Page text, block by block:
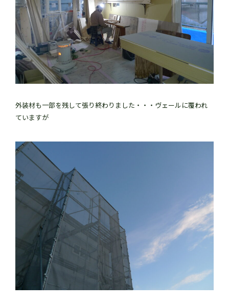
外装材も一部を残して張り終わりました・・・ヴェールに覆われ
ていますが